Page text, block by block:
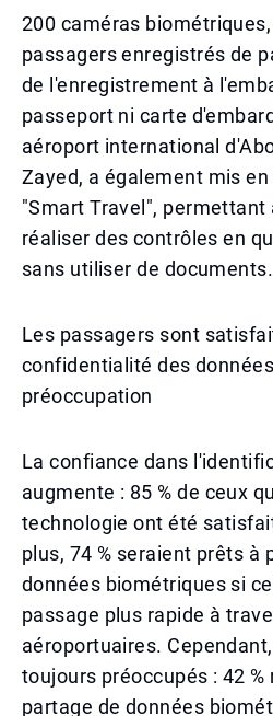
200 caméras
passagers enregistrés de
de l'enregistrement à
passeport ni carte
aéroport international
Zayed, a également mis
"Smart Travel", permettant
réaliser des contrôles en
sans utiliser de documents.
Les passagers sont
confidentialité des
préoccupation
La confiance dans
augmente : 85 % de ceux
technologie ont été
plus, 74 % seraient prêts à
données biométriques si
passage plus rapide à
aéroportuaires.
toujours préoccupés : 42
partage de données